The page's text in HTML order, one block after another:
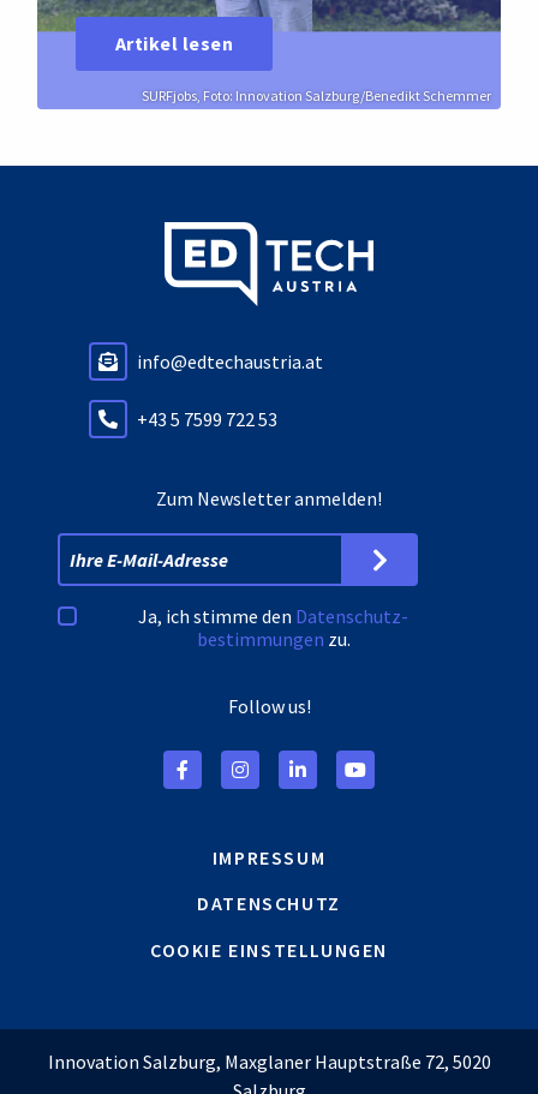
SURFjobs, Foto: Innovation Salzburg/Benedikt Schemmer
Artikel lesen
info@edtechaustria.at
+43 5 7599 722 53
Zum Newsletter anmelden!
Ja, ich stimme den Datenschutz­
bestimmungen zu.
Follow us!
IMPRESSUM
DATENSCHUTZ
COOKIE EINSTELLUNGEN
Innovation Salzburg, Maxglaner Hauptstraße 72, 5020